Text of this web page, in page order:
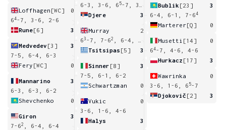
Loffhagen [WC]
0
64-7, 3-6, 2-6
Rune[6] 3
Medvedev [3]
3
7-5, 6-4, 6-3
Fery [WC] 0
Mannarino
3
6-3, 6-3, 6-2
Shevchenko
0
Giron
3
7-62
, 6-4, 6-4
6-3, 3-6, 6 5-7, 3-6
Djere
3
Murray
2
63 -7, 7-62 , 6-4, 6
-7, 4-6
Tsitsipas [5] 3
Sinner [8]
3
7-5, 6-1, 6-2
Schwartzman
0
Vukic
0
3-6, 1-6, 4-6
Halys
3
Bublik [23]
3
6-4, 6-1, 7-64
Marterer[Q] 0
Musetti [14]
0
64-7, 4-6, 4-6
Hurkacz [17] 3
Wawrinka
0
3-6, 1-6, 6 5-7
Djokovič [2] 3